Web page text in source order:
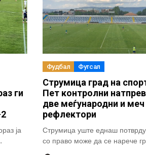
ги
ја
Фудбал Футсал
Струмица град на
Пет контролни
две меѓународни и
рефлектори
Струмица уште еднаш
со право може да се нарече